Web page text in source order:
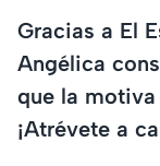
Gracias a El
Angélica
que la
¡Atrévete a